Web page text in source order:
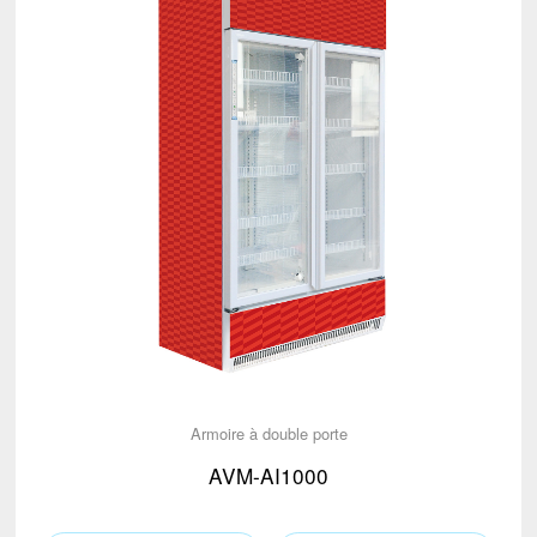
Armoire à double porte
AVM-AI1000